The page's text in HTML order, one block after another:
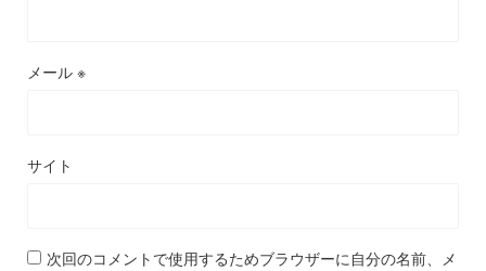
メール ※
サイト
次回のコメントで使用するためブラウザーに自分の名前、メ